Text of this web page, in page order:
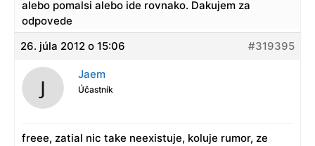
alebo pomalsi alebo ide rovnako. Dakujem za
odpovede
26. júla 2012 o 15:06
#319395
Jaem
Účastník
freee, zatial nic take neexistuje, koluje rumor, ze